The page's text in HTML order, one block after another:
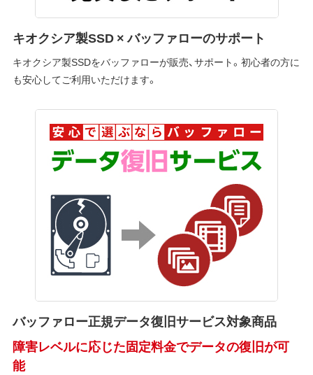
キオクシア製SSD × バッファローのサポート
キオクシア製SSDをバッファローが販売、サポート。初心者の方に
も安心してご利用いただけます。
バッファロー正規データ復旧サービス対象商品
障害レベルに応じた固定料金でデータの復旧が可
能